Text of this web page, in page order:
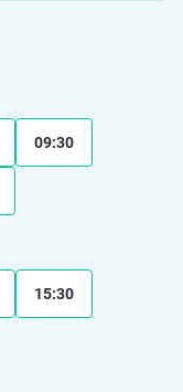
09:30
15:30